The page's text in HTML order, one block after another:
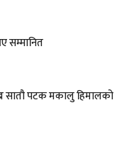
सम्मानित
सातौ पटक मकालु हिमालको